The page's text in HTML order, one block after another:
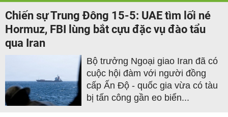
Chiến sự Trung Đông 15-5: UAE tìm lối né
Hormuz, FBI lùng bắt cựu đặc vụ đào tẩu
qua Iran
Bộ trưởng Ngoại giao Iran đã có
cuộc hội đàm với người đồng
cấp Ấn Độ - quốc gia vừa có tàu
bị tấn công gần eo biển...